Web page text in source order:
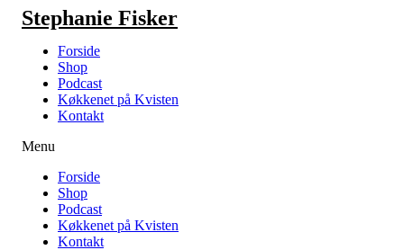
Videre
indhold
Stephanie Fisker
Forside
Shop
Podcast
Køkkenet på Kvisten
Kontakt
Menu
Forside
Shop
Podcast
Køkkenet på Kvisten
Kontakt